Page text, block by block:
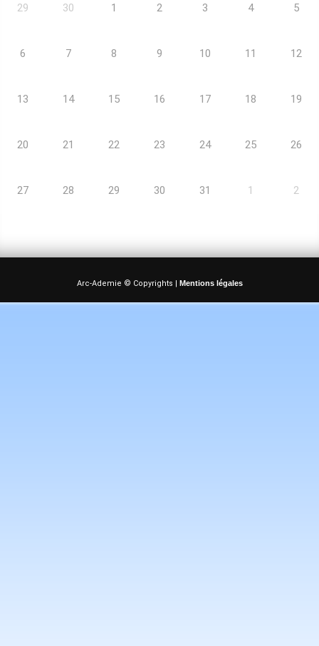
29 30 1 2 3 4 5
6 7 8 9 10 11 12
13 14 15 16 17 18 19
20 21 22 23 24 25 26
27 28 29 30 31 1 2
Arc-Ademie © Copyrights | Mentions légales